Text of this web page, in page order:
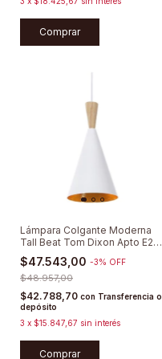
Comprar
Lámpara Colgante Moderna
Tall Beat Tom Dixon Apto E27
Led
$47.543,00 -3% OFF
$48.957,00
$42.788,70 con Transferencia o
depósito
3 x $15.847,67 sin interés
Comprar